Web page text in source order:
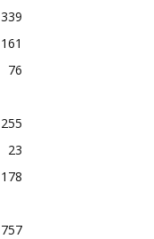
339
161
76
255
23
178
757